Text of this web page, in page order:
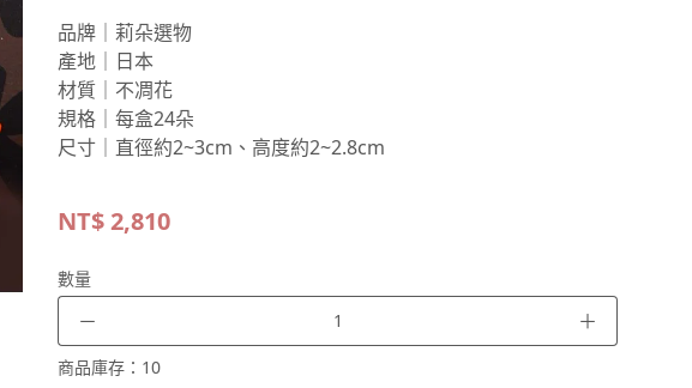
品牌｜莉朵選物
產地｜日本
材質｜不凋花
規格｜每盒24朵
尺寸｜直徑約2~3cm、高度約2~2.8cm
NT$2,810
數量
－ ＋
商品庫存： 10